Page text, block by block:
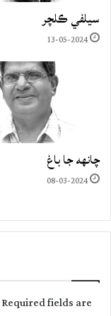
سيلفي ڪلچر
13-05-2024
چانهه جا باغ
08-03-2024
Required fields are